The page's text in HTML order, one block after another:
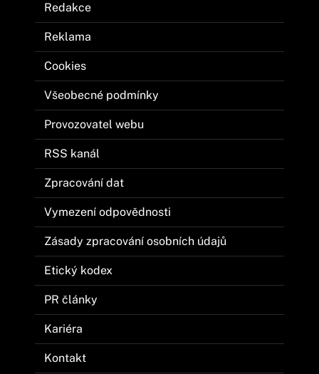
Redakce
Reklama
Cookies
Všeobecné podmínky
Provozovatel webu
RSS kanál
Zpracování dat
Vymezení odpovědnosti
Zásady zpracování osobních údajů
Etický kodex
PR články
Kariéra
Kontakt